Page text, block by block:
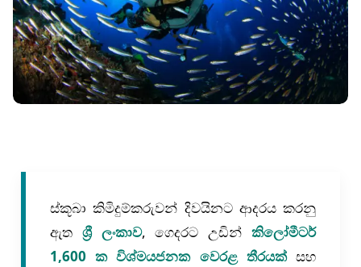
ස්කූබා කිමිදුම්කරුවන් දිවයිනට ආදරය කරනු
ඇත ශ්‍රී ලංකාව, ගෙදරට උඩින්කිලෝමීටර්
1,600 ක විශ්මයජනක වෙරළ තීරයක්සහ